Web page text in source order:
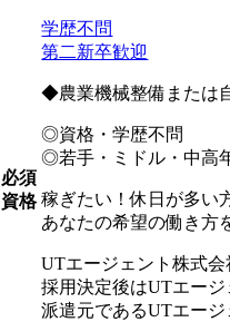
必須
資格
学歴不問
第二新卒歓迎
◆農業機械整備または
◎資格・学歴不問
◎若手・ミドル・中高
稼ぎたい！休日が多い
あなたの希望の働き方
UTエージェント株式会
採用決定後はUTエー
派遣元であるUTエー